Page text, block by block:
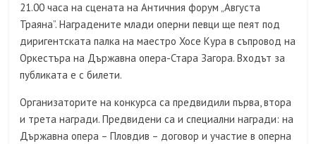
21.00 часа на сцената на Античния форум „Августа
Траяна”. Наградените млади оперни певци ще пеят под
диригентската палка на маестро Хосе Кура в съпровод на
Оркестъра на Държавна опера-Стара Загора. Входът за
публиката е с билети.
Организаторите на конкурса са предвидили първа, втора
и трета награди. Предвидени са и специални награди: на
Държавна опера – Пловдив – договор и участие в оперна